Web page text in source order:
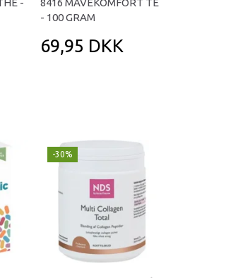
-
8416 MAVEKOMFORT TE
- 100 GRAM
69,95 DKK
-30%